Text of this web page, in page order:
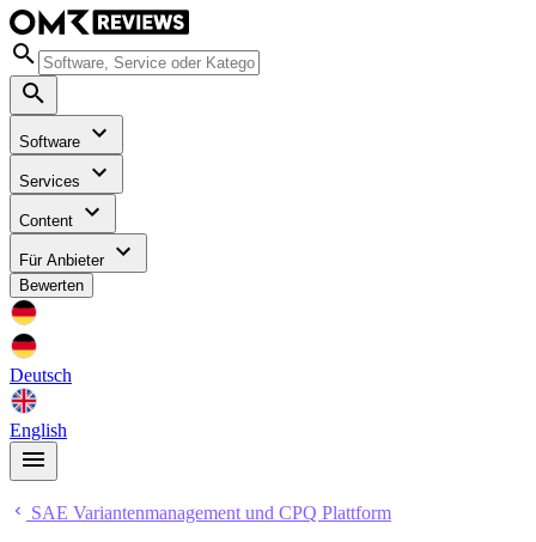
Software
Services
Content
Für Anbieter
Bewerten
Deutsch
English
SAE Variantenmanagement und CPQ Plattform